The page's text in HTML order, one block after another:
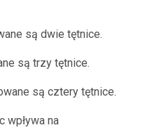
są dwie tętnice.
są trzy tętnice.
są cztery tętnice.
wpływa na